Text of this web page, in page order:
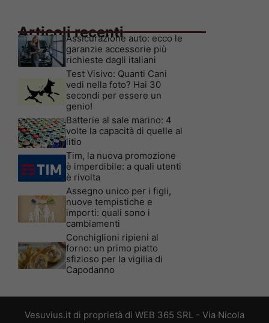
Articoli recenti
Assicurazione auto: ecco le
garanzie accessorie più
richieste dagli italiani
Test Visivo: Quanti Cani
vedi nella foto? Hai 30
secondi per essere un
genio!
Batterie al sale marino: 4
volte la capacità di quelle al
litio
Tim, la nuova promozione
è imperdibile: a quali utenti
è rivolta
Assegno unico per i figli,
nuove tempistiche e
importi: quali sono i
cambiamenti
Conchiglioni ripieni al
forno: un primo piatto
sfizioso per la vigilia di
Capodanno
Vesuvius.it di proprietà di WEB 365 SRL - Via Nicola